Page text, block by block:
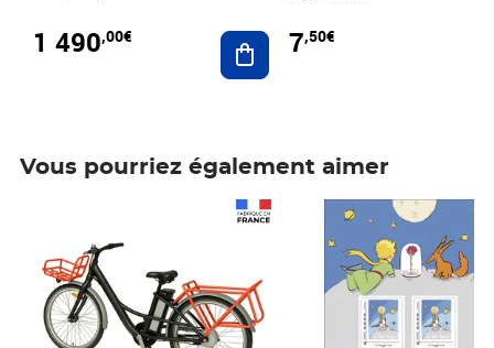
1 490,00€ Ajouter au panier
7,50€
Vous pourriez également aimer
Prix 7,50€